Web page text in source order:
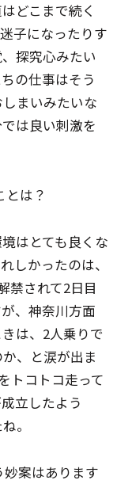
どこまで続く
子になったりす
探究心みたい
の仕事はそう
まいみたいな
は良い刺激を
は？
はとても良くな
しかったのは、
禁されて2日目
、神奈川方面
は、2人乗りで
、と涙が出ま
トコトコ走って
立したよう
。
案はあります